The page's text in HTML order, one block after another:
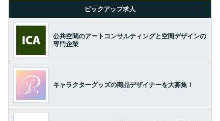
ピックアップ求人
公共空間のアートコンサルティングと空間デザインの
専門企業
キャラクターグッズの商品デザイナーを大募集！